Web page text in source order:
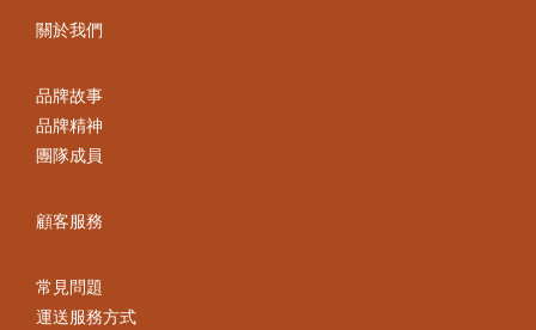
關於我們
品牌故事
品牌精神
團隊成員
顧客服務
常見問題
運送服務方式